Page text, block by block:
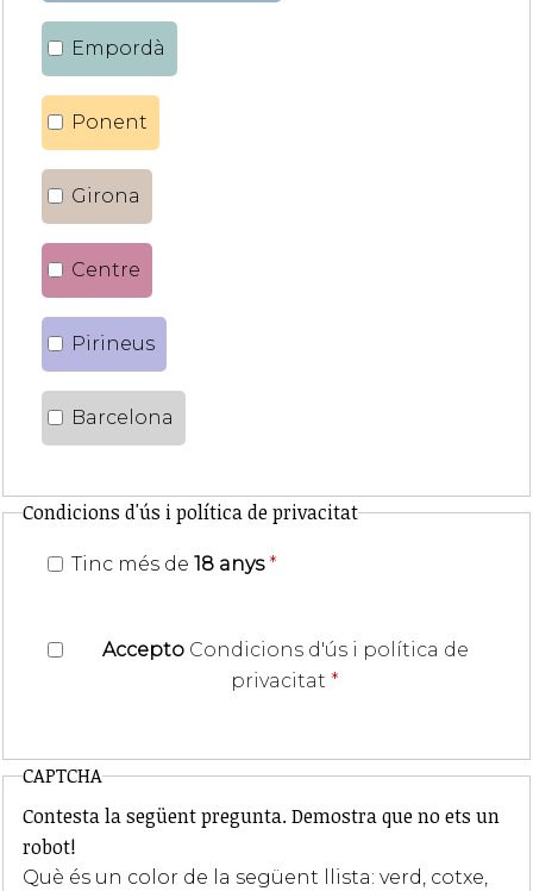
Empordà
Ponent
Girona
Centre
Pirineus
Barcelona
Condicions d'ús i política de privacitat
Tinc més de 18 anys *
Accepto Condicions d'ús i política de
privacitat *
CAPTCHA
Contesta la següent pregunta. Demostra que no ets un
robot!
Què és un color de la següent llista: verd, cotxe,